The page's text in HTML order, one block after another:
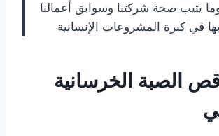
يثيب صحة شركتنا وسوابق أعمالنا
بها في كبرة المشروعات الإنسانية
الصبة الخرسانية